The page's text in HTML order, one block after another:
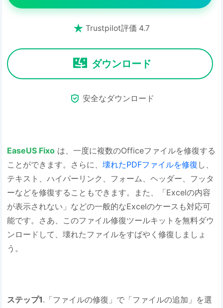
 Trustpilot評価 4.7
ダウンロード
 安全なダウンロード
EaseUS Fixo は、一度に複数のOfficeファイルを修復する
ことができます。さらに、壊れたPDFファイルを修復 し、
テキスト、ハイパーリンク、フォーム、ヘッダー、フッタ
ーなどを修復することもできます。また、「Excelの内容
が表示されない」などの一般的なExcelのケースも対応可
能です。さあ、このファイル修復ツールキットを無料ダウ
ンロードして、壊れたファイルをすばやく修復しましょ
う。
ステップ1.「ファイルの修復」で「ファイルの追加」を選